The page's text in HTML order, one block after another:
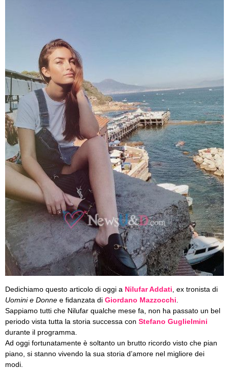
Dedichiamo questo articolo di oggi a Nilufar Addati , ex tronista di
Uomini e Donne e fidanzata di Giordano Mazzocchi
Sappiamo tutti che Nilufar qualche mese fa, non ha passato un bel
periodo vista tutta la storia successa con Stefano Guglielmini
durante il programma.
Ad oggi fortunatamente è soltanto un brutto ricordo visto che pian
piano, si stanno vivendo la sua storia d’amore nel migliore dei
modi.